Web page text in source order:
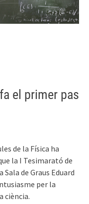
el primer pas
de la Física ha
la I Tesimarató de
de Graus Eduard
per la
ciència.